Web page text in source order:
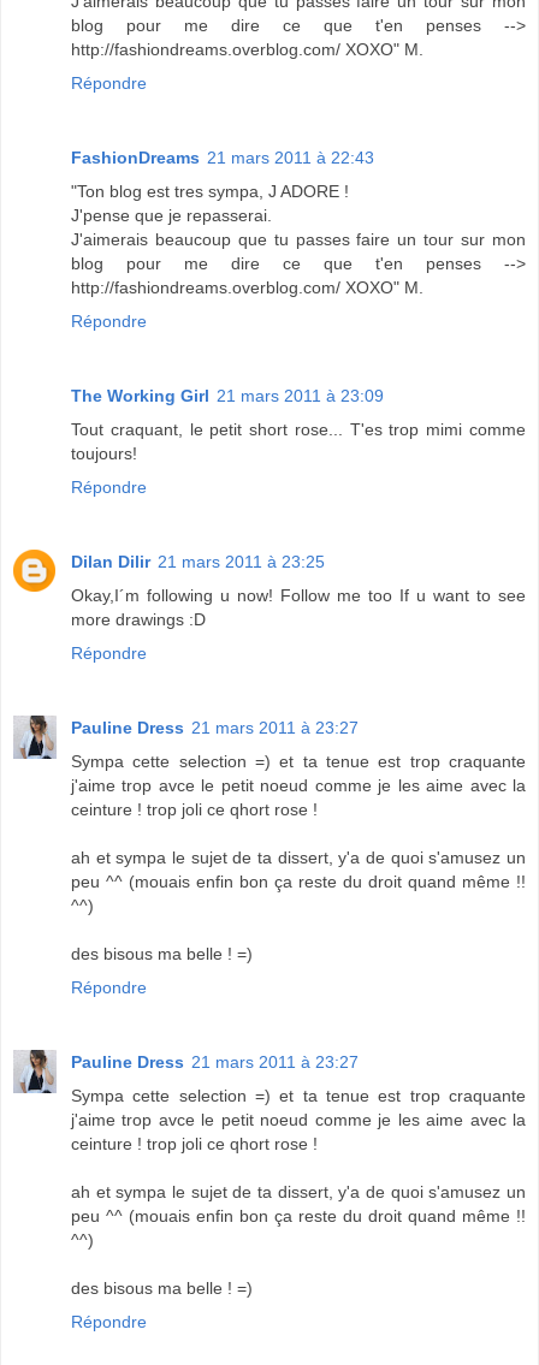
blog pour me dire ce que t'en penses -->
http://fashiondreams.overblog.com/ XOXO" M.
Répondre
FashionDreams 21 mars 2011 à 22:43
"Ton blog est tres sympa, J ADORE !
J'pense que je repasserai.
J'aimerais beaucoup que tu passes faire un tour sur mon
blog pour me dire ce que t'en penses -->
http://fashiondreams.overblog.com/ XOXO" M.
Répondre
The Working Girl 21 mars 2011 à 23:09
Tout craquant, le petit short rose... T'es trop mimi comme
toujours!
Répondre
Dilan Dilir 21 mars 2011 à 23:25
Okay,I´m following u now! Follow me too If u want to see
more drawings :D
Répondre
Pauline Dress 21 mars 2011 à 23:27
Sympa cette selection =) et ta tenue est trop craquante
j'aime trop avce le petit noeud comme je les aime avec la
ceinture ! trop joli ce qhort rose !
ah et sympa le sujet de ta dissert, y'a de quoi s'amusez un
peu ^^ (mouais enfin bon ça reste du droit quand même !!
^^)
des bisous ma belle ! =)
Répondre
Pauline Dress 21 mars 2011 à 23:27
Sympa cette selection =) et ta tenue est trop craquante
j'aime trop avce le petit noeud comme je les aime avec la
ceinture ! trop joli ce qhort rose !
ah et sympa le sujet de ta dissert, y'a de quoi s'amusez un
peu ^^ (mouais enfin bon ça reste du droit quand même !!
^^)
des bisous ma belle ! =)
Répondre